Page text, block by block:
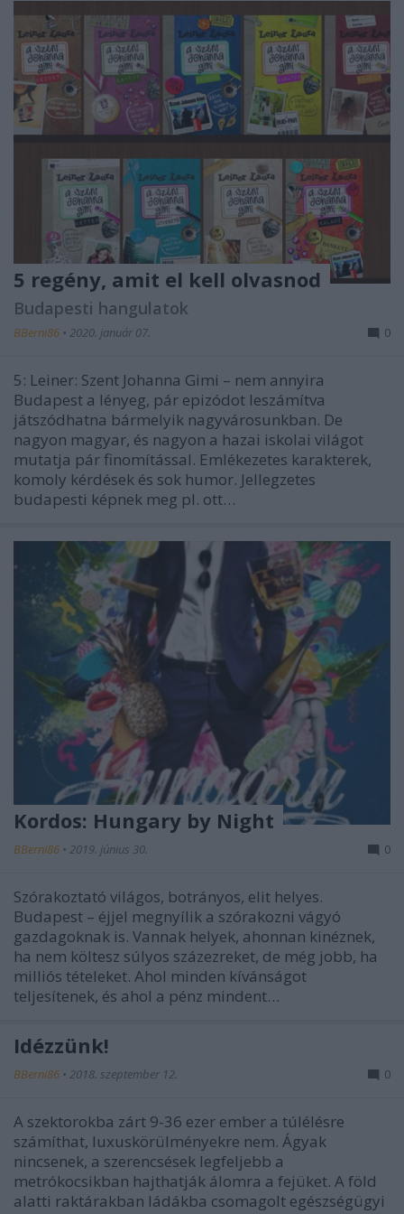
5 regény, amit el kell olvasnod
Budapesti hangulatok
BBerni86 • 2020. január 07. 0
5: Leiner: Szent Johanna Gimi – nem annyira
Budapest a lényeg, pár epizódot leszámítva
játszódhatna bármelyik nagyvárosunkban. De
nagyon magyar, és nagyon a hazai iskolai világot
mutatja pár finomítással. Emlékezetes karakterek,
komoly kérdések és sok humor. Jellegzetes
budapesti képnek meg pl. ott…
Kordos: Hungary by Night
BBerni86 • 2019. június 30. 0
Szórakoztató világos, botrányos, elit helyes.
Budapest – éjjel megnyílik a szórakozni vágyó
gazdagoknak is. Vannak helyek, ahonnan kinéznek,
ha nem költesz súlyos százezreket, de még jobb, ha
milliós tételeket. Ahol minden kívánságot
teljesítenek, és ahol a pénz mindent…
Idézzünk!
BBerni86 • 2018. szeptember 12. 0
A szektorokba zárt 9-36 ezer ember a túlélésre
számíthat, luxuskörülményekre nem. Ágyak
nincsenek, a szerencsések legfeljebb a
metrókocsikban hajthatják álomra a fejüket. A föld
alatti raktárakban ládákba csomagolt egészségügyi